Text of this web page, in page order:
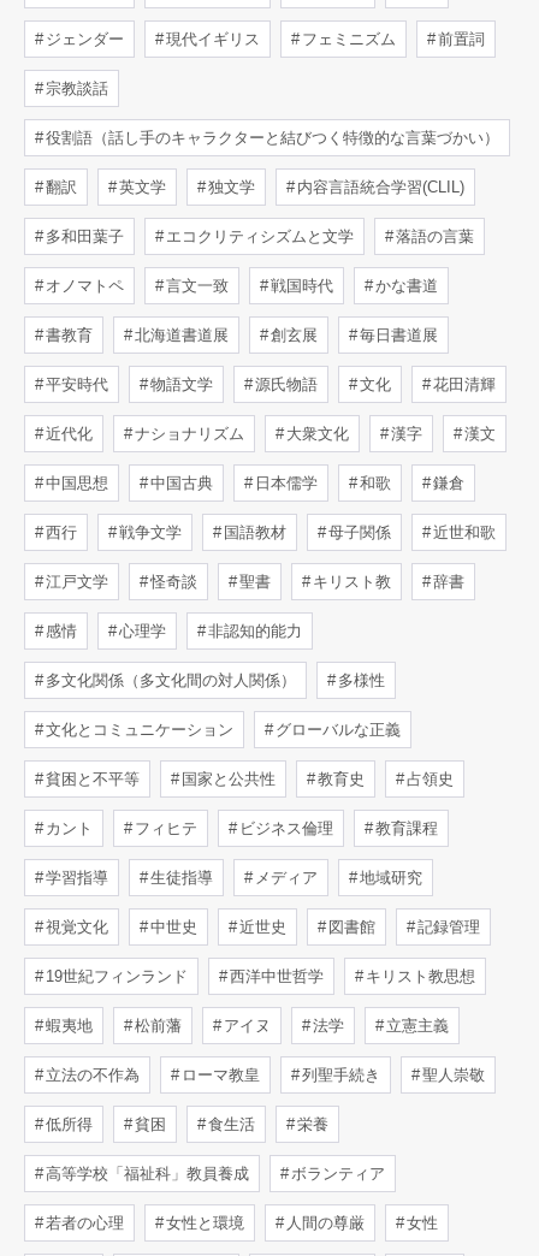
ジェンダー 現代イギリス フェミニズム 前置詞
宗教談話
役割語（話し手のキャラクターと結びつく特徴的な言葉づかい）
翻訳 英文学 独文学 内容言語統合学習(CLIL)
多和田葉子 エコクリティシズムと文学 落語の言葉
オノマトペ 言文一致 戦国時代 かな書道
書教育 北海道書道展 創玄展 毎日書道展
平安時代 物語文学 源氏物語 文化 花田清輝
近代化 ナショナリズム 大衆文化 漢字 漢文
中国思想 中国古典 日本儒学 和歌 鎌倉
西行 戦争文学 国語教材 母子関係 近世和歌
江戸文学 怪奇談 聖書 キリスト教 辞書
感情 心理学 非認知的能力
多文化関係（多文化間の対人関係） 多様性
文化とコミュニケーション グローバルな正義
貧困と不平等 国家と公共性 教育史 占領史
カント フィヒテ ビジネス倫理 教育課程
学習指導 生徒指導 メディア 地域研究
視覚文化 中世史 近世史 図書館 記録管理
19世紀フィンランド 西洋中世哲学 キリスト教思想
蝦夷地 松前藩 アイヌ 法学 立憲主義
立法の不作為 ローマ教皇 列聖手続き 聖人崇敬
低所得 貧困 食生活 栄養
高等学校「福祉科」教員養成 ボランティア
若者の心理 女性と環境 人間の尊厳 女性